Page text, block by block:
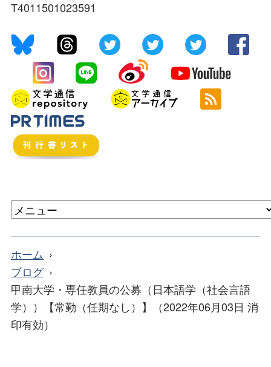
T4011501023591
ホーム
ブログ
甲南大学・専任教員の公募（日本語学（社会言語
学））【常勤（任期なし）】（2022年06月03日 消
印有効）